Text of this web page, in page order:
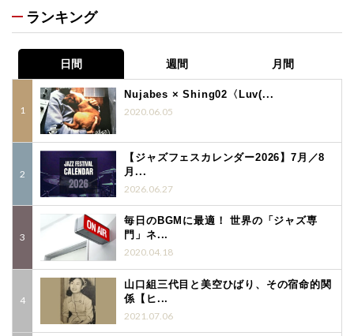
ランキング
日間 週間 月間
Nujabes × Shing02〈Luv(...
2020.06.05
【ジャズフェスカレンダー2026】7月／8
月...
2026.06.27
毎日のBGMに最適！ 世界の「ジャズ専
門」ネ...
2020.04.18
山口組三代目と美空ひばり、その宿命的関
係【ヒ...
2021.07.06